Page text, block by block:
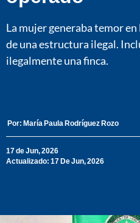
La mujer generaba temor
de una estructura ilegal.
ilegalmente una finca.
Por: María Paula Rodríguez Rozo
17 de Jun, 2026
Actualizado: 17 De Jun, 2026